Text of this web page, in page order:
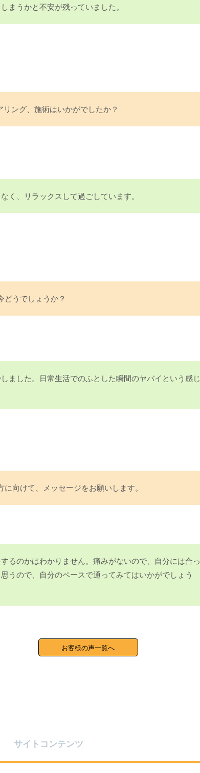
まうかと不安が残っていました。
ング、施術はいかがでしたか？
く、リラックスして過ごしています。
どうでしょうか？
ました。日常生活でのふとした瞬間のヤバイという感じ
向けて、メッセージをお願いします。
るのかはわかりません。痛みがないので、自分には合っ
うので、自分のペースで通ってみてはいかがでしょう
お客様の声一覧へ
サイトコンテンツ